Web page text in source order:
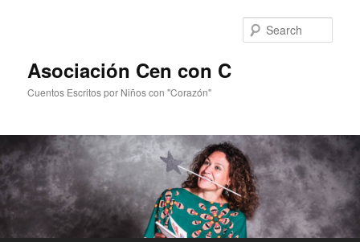
Asociación Cen con C
Cuentos Escritos por Niños con "Corazón"